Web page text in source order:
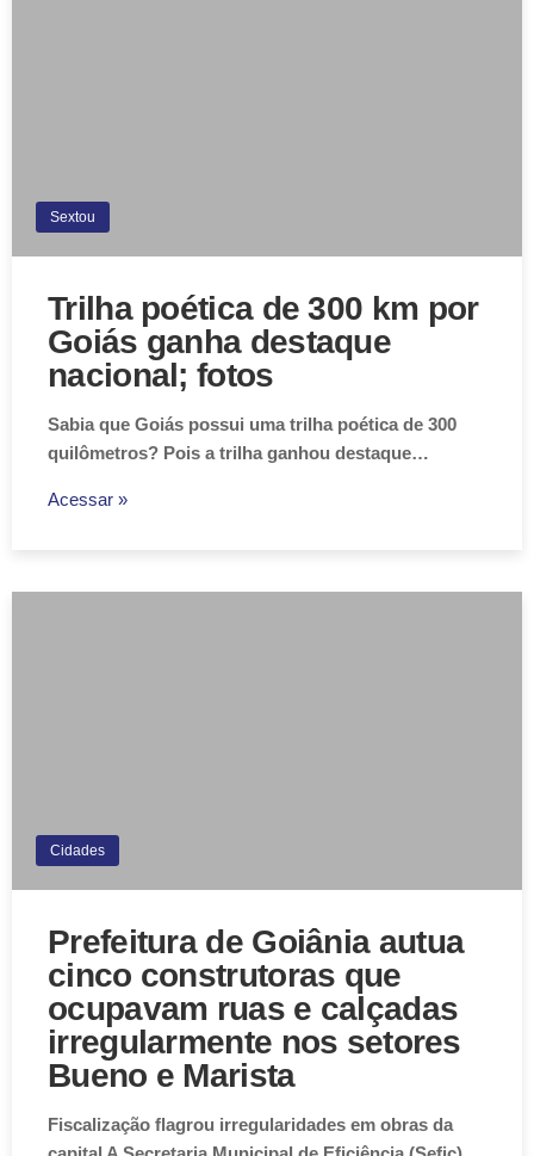
Sextou
Trilha poética de 300 km por
Goiás ganha destaque
nacional; fotos
Sabia que Goiás possui uma trilha poética de 300
quilômetros? Pois a trilha ganhou destaque…
Acessar »
Cidades
Prefeitura de Goiânia autua
cinco construtoras que
ocupavam ruas e calçadas
irregularmente nos setores
Bueno e Marista
Fiscalização flagrou irregularidades em obras da